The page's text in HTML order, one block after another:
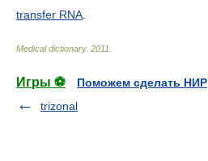
transfer RNA
Medical dictionary. 2011
Игры ⚽
Поможем сделать НИР
trizonal